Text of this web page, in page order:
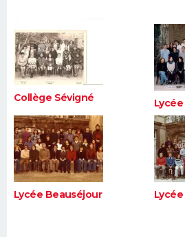
Bricolage
Lifestyle
Culture
Sport
Auto
Television
Voyage
Cinema
Collège Sévigné
Lycée Beauséjour